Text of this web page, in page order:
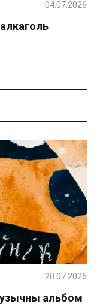
04.07.2026
альбом
20.07.2026